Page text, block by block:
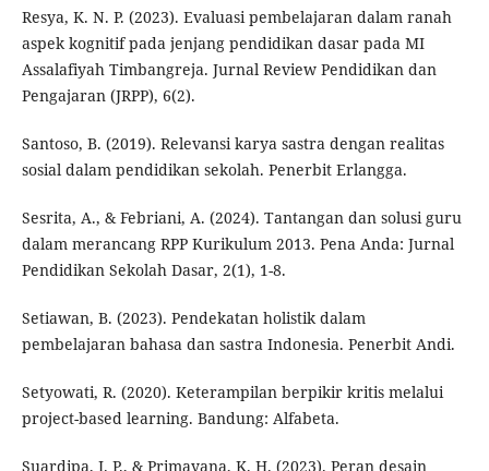
Resya, K. N. P. (2023). Evaluasi pembelajaran dalam ranah
aspek kognitif pada jenjang pendidikan dasar pada MI
Assalafiyah Timbangreja. Jurnal Review Pendidikan dan
Pengajaran (JRPP), 6(2).
Santoso, B. (2019). Relevansi karya sastra dengan realitas
sosial dalam pendidikan sekolah. Penerbit Erlangga.
Sesrita, A., & Febriani, A. (2024). Tantangan dan solusi guru
dalam merancang RPP Kurikulum 2013. Pena Anda: Jurnal
Pendidikan Sekolah Dasar, 2(1), 1-8.
Setiawan, B. (2023). Pendekatan holistik dalam
pembelajaran bahasa dan sastra Indonesia. Penerbit Andi.
Setyowati, R. (2020). Keterampilan berpikir kritis melalui
project-based learning. Bandung: Alfabeta.
Suardipa, I. P., & Primayana, K. H. (2023). Peran desain